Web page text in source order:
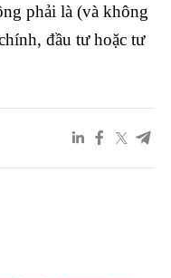
phải là (và không
đầu tư hoặc tư